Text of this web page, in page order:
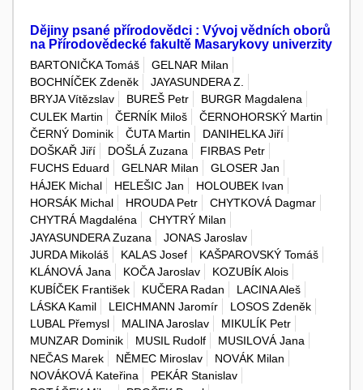
Dějiny psané přírodovědci : Vývoj vědních oborů
na Přírodovědecké fakultě Masarykovy univerzity
BARTONIČKA Tomáš
GELNAR Milan
BOCHNÍČEK Zdeněk
JAYASUNDERA Z.
BRYJA Vítězslav
BUREŠ Petr
BURGR Magdalena
CULEK Martin
ČERNÍK Miloš
ČERNOHORSKÝ Martin
ČERNÝ Dominik
ČUTA Martin
DANIHELKA Jiří
DOŠKAŘ Jiří
DOŠLÁ Zuzana
FIRBAS Petr
FUCHS Eduard
GELNAR Milan
GLOSER Jan
HÁJEK Michal
HELEŠIC Jan
HOLOUBEK Ivan
HORSÁK Michal
HROUDA Petr
CHYTKOVÁ Dagmar
CHYTRÁ Magdaléna
CHYTRÝ Milan
JAYASUNDERA Zuzana
JONAS Jaroslav
JURDA Mikoláš
KALAS Josef
KAŠPAROVSKÝ Tomáš
KLÁNOVÁ Jana
KOČA Jaroslav
KOZUBÍK Alois
KUBÍČEK František
KUČERA Radan
LACINA Aleš
LÁSKA Kamil
LEICHMANN Jaromír
LOSOS Zdeněk
LUBAL Přemysl
MALINA Jaroslav
MIKULÍK Petr
MUNZAR Dominik
MUSIL Rudolf
MUSILOVÁ Jana
NEČAS Marek
NĚMEC Miroslav
NOVÁK Milan
NOVÁKOVÁ Kateřina
PEKÁR Stanislav